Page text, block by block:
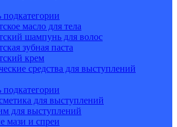
подкатегории
масло для тела
шампунь для волос
зубная паста
крем
средства для выступлений
подкатегории
для выступлений
для выступлений
мази и спреи